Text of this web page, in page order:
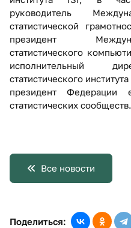
руководитель
статистической
президент
статистического
исполнительный
статистического
президент Федерации
статистических сообществ.
Все новости
Поделиться: